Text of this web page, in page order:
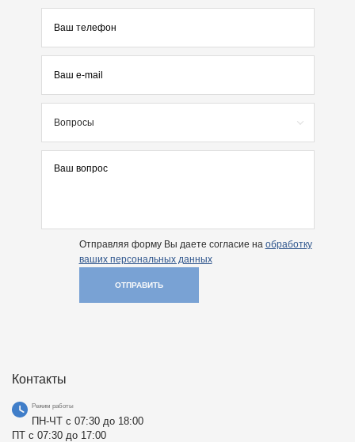
Вопросы
Отправляя форму Вы даете согласие на обработку
ваших персональных данных
ОТПРАВИТЬ
Контакты
Режим работы
ПН-ЧТ с 07:30 до 18:00
ПТ с 07:30 до 17:00